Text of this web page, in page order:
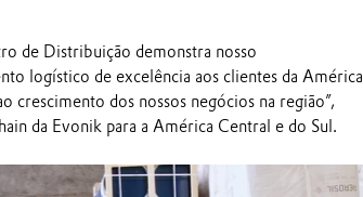
de Distribuição demonstra nosso
logístico de excelência aos clientes da América
crescimento dos nossos negócios na região”,
da Evonik para a América Central e do Sul.